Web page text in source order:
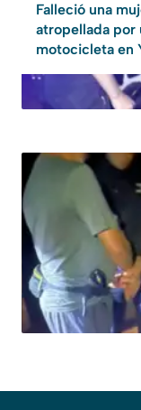
Falleció una
atropellada por
motocicleta en